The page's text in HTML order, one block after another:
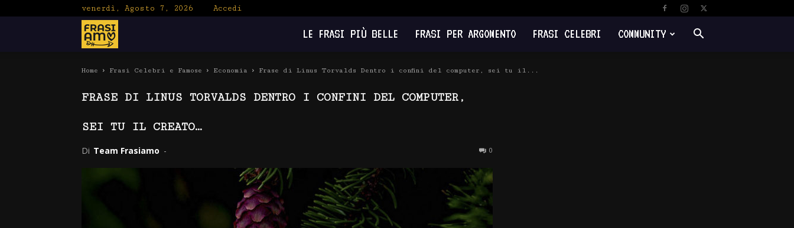
venerdì, Agosto 7, 2026 Accedi
LE FRASI PIÙ BELLE FRASI PER ARGOMENTO FRASI CELEBRI COMMUNITY
Home Frasi Celebri e Famose Economia Frase di Linus Torvalds Dentro i confini del computer, sei tu il...
FRASE DI LINUS TORVALDS DENTRO I CONFINI DEL COMPUTER,
SEI TU IL CREATO…
Di Team Frasiamo - 0